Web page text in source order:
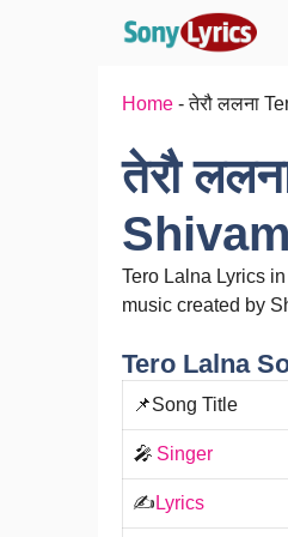
Home -तेरौ ललना
तेरौ
Tero Lalna Lyrics
music created by
Tero Lalna
📌Song Title
🎤 Singer
✍️ Lyrics